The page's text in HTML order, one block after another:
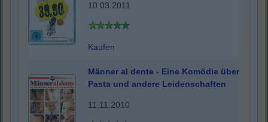
10.03.2011
Kaufen
Männer al dente - Eine Komödie über
Pasta und andere Leidenschaften
11.11.2010